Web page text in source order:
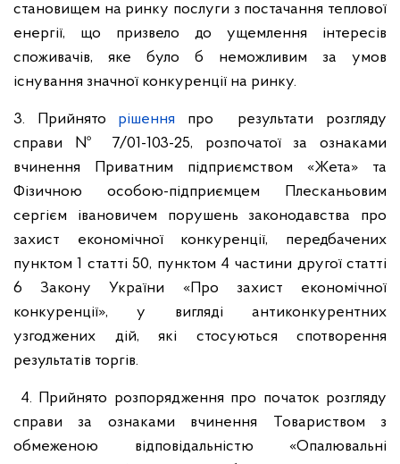
становищем на ринку послуги з постачання теплової
енергії, що призвело до ущемлення інтересів
споживачів, яке було б неможливим за умов
існування значної конкуренції на ринку.
3. Прийнято рішення про результати розгляду
справи № 7/01-103-25, розпочатої за ознаками
вчинення Приватним підприємством «Жета» та
Фізичною особою-підприємцем Плесканьовим
сергієм івановичем порушень законодавства про
захист економічної конкуренції, передбачених
пунктом 1 статті 50, пунктом 4 частини другої статті
6 Закону України «Про захист економічної
конкуренції», у вигляді антиконкурентних
узгоджених дій, які стосуються спотворення
результатів торгів.
4. Прийнято розпорядження про початок розгляду
справи за ознаками вчинення Товариством з
обмеженою відповідальністю «Опалювальні